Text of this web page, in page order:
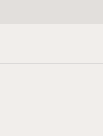
pótágyazható